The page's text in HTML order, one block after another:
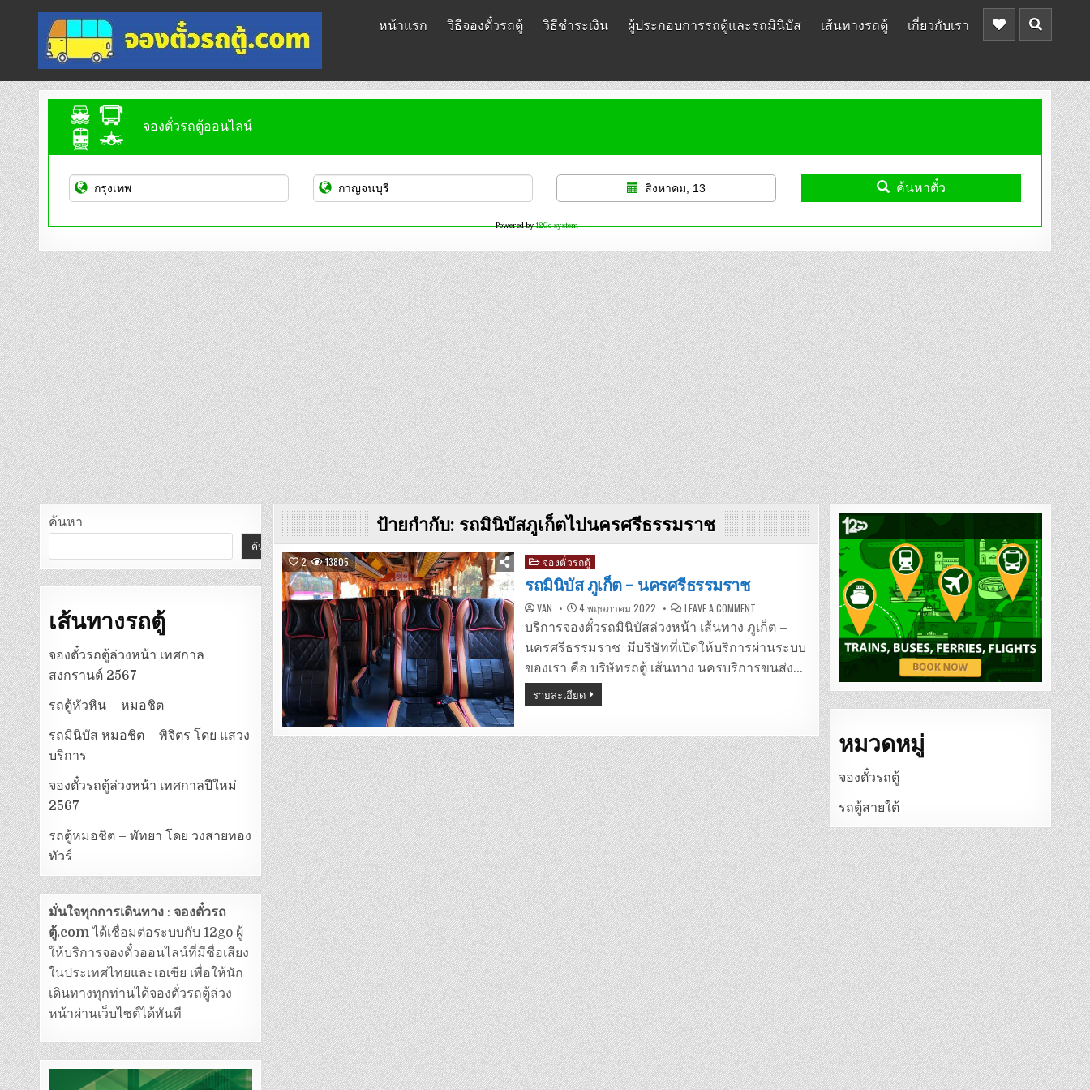
content
จองตั๋วรถตู้ออนไลน์
บริการจองตั๋วรถตู้ออนไลน์
หน้าแรก วิธีจองตั๋วรถตู้ วิธีชำระเงิน ผู้ประกอบการรถตู้และรถมินิบัส เส้นทางรถตู้ เกี่ยวกับเรา
จองตั๋วรถตู้ออนไลน์
สิงหาคม, 13 ค้นหาตั๋ว
Powered by12Go system
ป้ายกำกับ: รถมินิบัสภูเก็ตไปนครศรีธรรมราช
2 13805
Posted
in
จองตั๋วรถตู้
รถมินิบัส ภูเก็ต – นครศรีธรรมราช
VAN 4 พฤษภาคม 2022 LEAVE A COMMENT
รถ
มิ
นิ
บัส
ภูเก็ต
–
นครศรีธรรมราช
บริการจองตั๋วรถมินิบัสล่วงหน้า เส้นทาง ภูเก็ต –
นครศรีธรรมราช มีบริษัทที่เปิดให้บริการผ่านระบบ
ของเรา คือ บริษัทรถตู้ เส้นทาง นครบริการขนส่ง…
รายละเอียด
ค้นหา
ค้นหา
เส้นทางรถตู้
จองตั๋วรถตู้ล่วงหน้า เทศกาล
สงกรานต์ 2567
รถตู้หัวหิน – หมอชิต
รถมินิบัส หมอชิต – พิจิตร โดย แสวง
บริการ
จองตั๋วรถตู้ล่วงหน้า เทศกาลปีใหม่
2567
รถตู้หมอชิต – พัทยา โดย วงสายทอง
ทัวร์
มั่นใจทุกการเดินทาง :จองตั๋วรถ
ตู้.comได้เชื่อมต่อระบบกับ 12go ผู้
ให้บริการจองตั๋วออนไลน์ที่มีชื่อเสียง
ในประเทศไทยและเอเซีย เพื่อให้นัก
เดินทางทุกท่านได้จองตั๋วรถตู้ล่วง
หน้าผ่านเว็บไซต์ได้ทันที
หมวดหมู่
จองตั๋วรถตู้
รถตู้สายใต้